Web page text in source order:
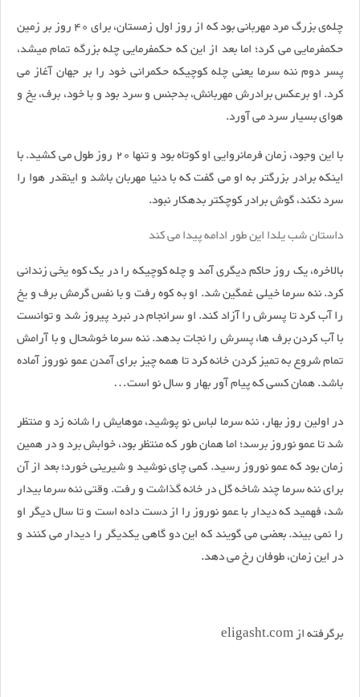
چله‌ی بزرگ مرد مهربانی بود که از روز اول زمستان، برای 40 روز بر زمین
حکمفرمایی می کرد؛ اما بعد از این که حکمفرمایی چله بزرگه تمام میشد،
پسر دوم ننه سرما یعنی چله کوچیکه حکمرانی خود را بر جهان آغاز می
کرد. او برعکس برادرش مهربانش، بدجنس و سرد بود و با خود، برف، یخ و
هوای بسیار سرد می آورد.
با این وجود، زمان فرمانروایی او کوتاه بود و تنها 20 روز طول می کشید. با
اینکه برادر بزرگتر به او می گفت که با دنیا مهربان باشد و اینقدر هوا را
سرد نکند، گوش برادر کوچکتر بدهکار نبود.
داستان شب یلدا این طور ادامه پیدا می کند
بالاخره، یک روز حاکم دیگری آمد و چله کوچیکه را در یک کوه یخی زندانی
کرد. ننه سرما خیلی غمگین شد. او به کوه رفت و با نفس گرمش برف و یخ
را آب کرد تا پسرش را آزاد کند. او سرانجام در نبرد پیروز شد و توانست
با آب کردن برف ها، پسرش را نجات بدهد. ننه سرما خوشحال و با آرامش
تمام شروع به تمیز کردن خانه کرد تا همه چیز برای آمدن عمو نوروز آماده
باشد. همان کسی که پیام آور بهار و سال نو است…
در اولین روز بهار، ننه سرما لباس نو پوشید، موهایش را شانه زد و منتظر
شد تا عمو نوروز برسد؛ اما همان طور که منتظر بود، خوابش برد و در همین
زمان بود که عمو نوروز رسید. کمی چای نوشید و شیرینی خورد؛ بعد از آن
برای ننه سرما چند شاخه گل در خانه گذاشت و رفت. وقتی ننه سرما بیدار
شد، فهمید که دیدار با عمو نوروز را از دست داده است و تا سال دیگر او
را نمی بیند. بعضی می گویند که این دو گاهی یکدیگر را دیدار می کنند و
در این زمان، طوفان رخ می دهد.
برگرفته از eligasht.com